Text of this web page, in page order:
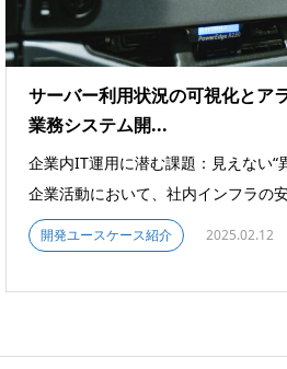
サーバー利用状況の可視化とア
業務システム開...
企業内IT運用に潜む課題：見えない“
企業活動において、社内インフラの
開発ユースケース紹介 2025.02.12